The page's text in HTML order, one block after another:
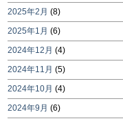
2025年2月 (8)
2025年1月 (6)
2024年12月 (4)
2024年11月 (5)
2024年10月 (4)
2024年9月 (6)